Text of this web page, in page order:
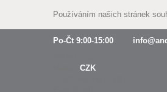
Používáním našich stránek
Po-Čt 9:00-15:00
CZK